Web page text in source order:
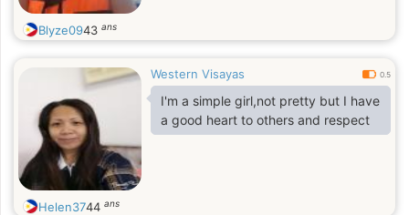
Blyze0943 ans
Western Visayas 0.5
I'm a simple girl,not pretty but I have
a good heart to others and respect
Helen3744 ans